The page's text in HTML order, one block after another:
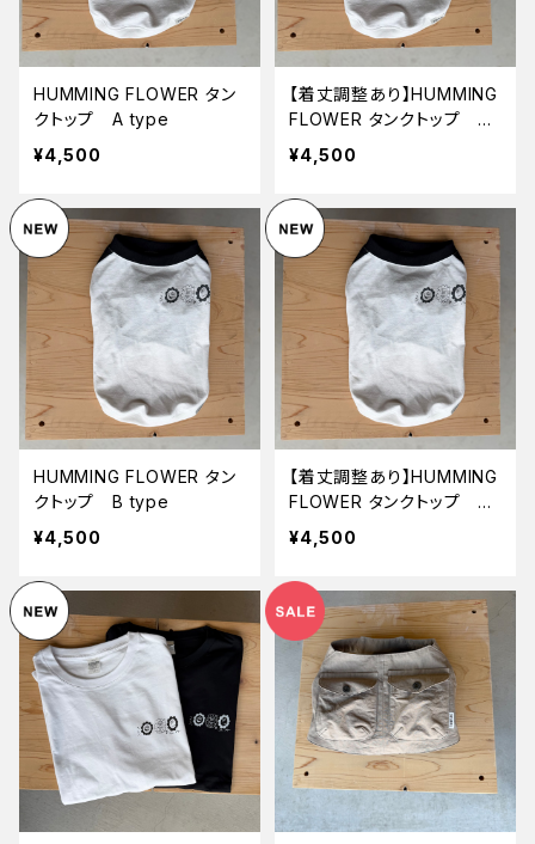
HUMMING FLOWER タン
クトップ A type
¥4,500
【着丈調整あり】HUMMING
FLOWER タンクトップ A t
ype
¥4,500
HUMMING FLOWER タン
クトップ B type
¥4,500
【着丈調整あり】HUMMING
FLOWER タンクトップ B t
ype
¥4,500